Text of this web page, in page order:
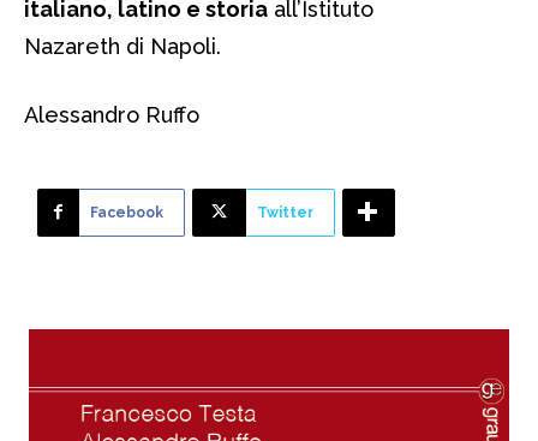
italiano, latino e storia all’Istituto
Nazareth di Napoli.
Alessandro Ruffo
Facebook Twitter